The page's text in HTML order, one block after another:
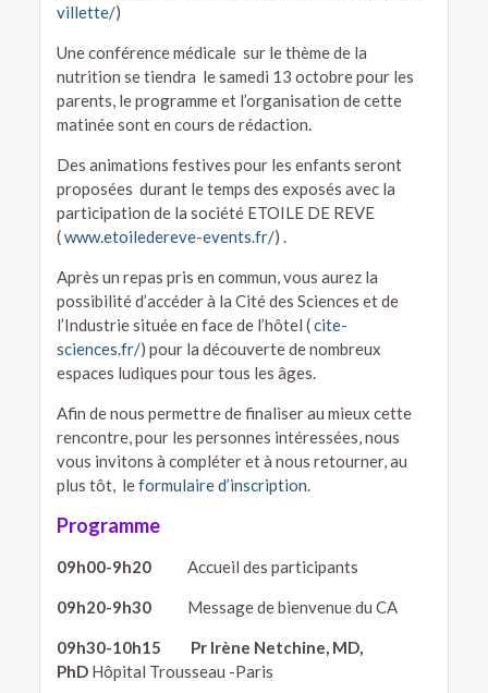
villette/)
​Une conférence médicale ​ sur le thème de la
nutrition se tiendra le samedi 13 octobre pour les
parents, le programme et l’organisation de cette
matinée sont en cours de rédaction.
​Des animations festives pour les enfants seront
proposées durant le temps des exposés avec la
participation de la société ETOILE DE REVE
(www.etoiledereve-events.fr/) .
Après un repas pris en commun, vous aurez la
possibilité d’accéder à la Cité des Sciences et de
l’Industrie située en face de l’hôtel (cite-
sciences.fr/) pour la découverte de nombreux
espaces ludiques pour tous les âges.
Afin de nous permettre de finaliser au mieux cette
rencontre, pour les personnes intéressées, nous
vous invitons à compléter et à nous retourner,​ au
plus tôt, leformulaire d’inscription.
Programme
09h00-9h20Accueil des participants
09h20-9h30Message de bienvenue du CA
09h30-10h15
Pr Irène Netchine, MD,
PhDHôpital Trousseau -Paris